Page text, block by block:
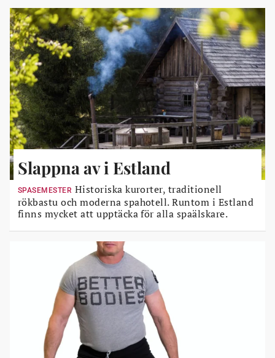
Slappna av i Estland
SPASEMESTER Historiska kurorter, traditionell
rökbastu och moderna spahotell. Runtom i Estland
finns mycket att upptäcka för alla spaälskare.